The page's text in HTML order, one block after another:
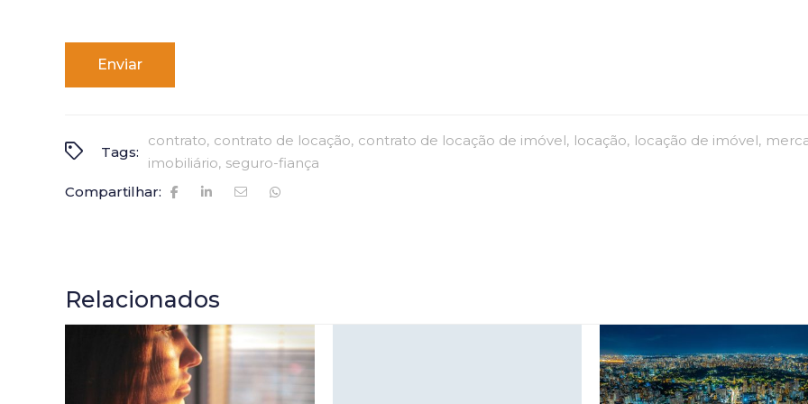
Tags:
contrato contrato de locação contrato de locação de imóvel locação locação de imóvel
imobiliário seguro-fiança
Compartilhar:
Relacionados